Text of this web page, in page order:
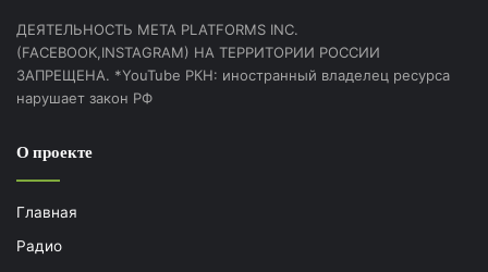
ДЕЯТЕЛЬНОСТЬ МЕТА PLATFORMS INC.
(FACEBOOK,INSTAGRAM) НА ТЕРРИТОРИИ РОССИИ
ЗАПРЕЩЕНА. *YouTube РКН: иностранный владелец ресурса
нарушает закон РФ
О проекте
Главная
Радио